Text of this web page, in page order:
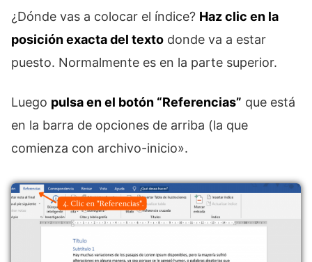
¿Dónde vas a colocar el índice? Haz clic en la
posición exacta del texto donde va a estar
puesto. Normalmente es en la parte superior.
Luego pulsa en el botón “Referencias” que está
en la barra de opciones de arriba (la que
comienza con archivo-inicio».